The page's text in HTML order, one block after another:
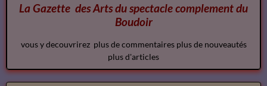
La Gazette des Arts du spectaclecomplementdu
Boudoir
vous y decouvrirez plus de commentaires plus de nouveautés
plus d'articles